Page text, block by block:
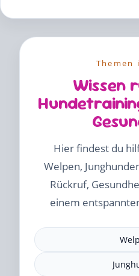
Themen
Wissen
Hier findest du
Welpen,
Rückruf,
einem